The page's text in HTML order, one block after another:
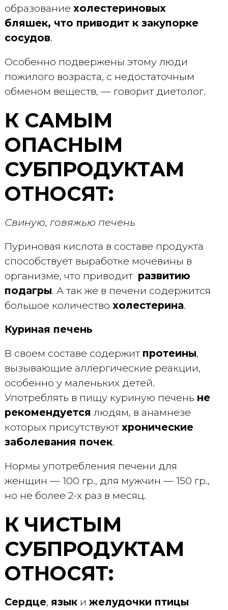
образование холестериновых
бляшек, что приводит к закупорке
сосудов.
Особенно подвержены этому люди
пожилого возраста, с недостаточным
обменом веществ, — говорит диетолог.
К САМЫМ
ОПАСНЫМ
СУБПРОДУКТАМ
ОТНОСЯТ:
Свиную, говяжью печень
Пуриновая кислота в составе продукта
способствует выработке мочевины в
организме, что приводит развитию
подагры. А так же в печени содержится
большое количество холестерина.
Куриная печень
В своем составе содержит протеины,
вызывающие аллергические реакции,
особенно у маленьких детей.
Употреблять в пищу куриную печень не
рекомендуется людям, в анамнезе
которых присутствуют хронические
заболевания почек.
Нормы употребления печени для
женщин — 100 гр., для мужчин — 150 гр.,
но не более 2-х раз в месяц.
К ЧИСТЫМ
СУБПРОДУКТАМ
ОТНОСЯТ:
Сердце, языки желудочки птицы